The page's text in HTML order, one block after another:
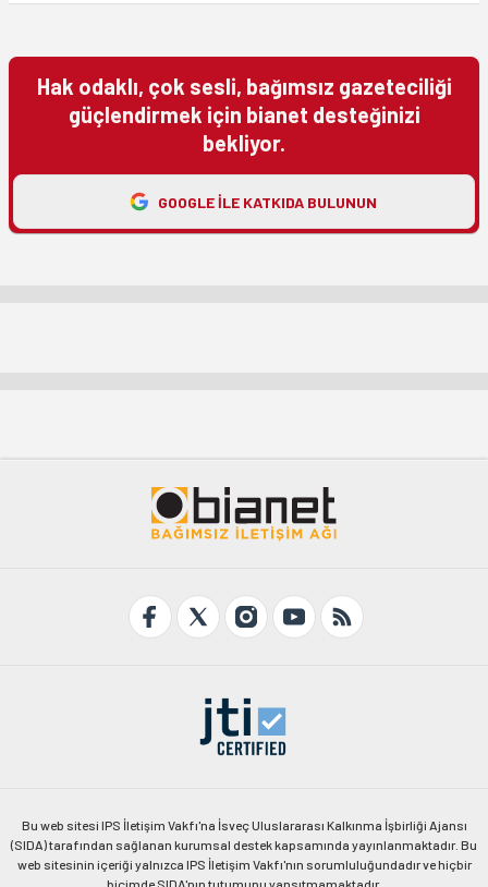
Hak odaklı, çok sesli, bağımsız gazeteciliği
güçlendirmek için bianet desteğinizi
bekliyor.
GOOGLE ILE KATKIDA BULUNUN
Bu web sitesi IPS İletişim Vakfı'na İsveç Uluslararası Kalkınma İşbirliği Ajansı
(SIDA) tarafından sağlanan kurumsal destek kapsamında yayınlanmaktadır. Bu
web sitesinin içeriği yalnızca IPS İletişim Vakfı'nın sorumluluğundadır ve hiçbir